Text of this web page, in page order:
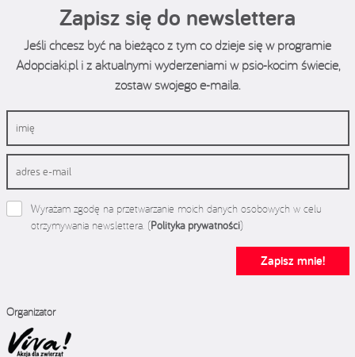
Zapisz się do newslettera
Jeśli chcesz być na bieżąco z tym co dzieje się w programie
Adopciaki.pl i z aktualnymi wyderzeniami w psio-kocim świecie,
zostaw swojego e-maila.
Wyrażam zgodę na przetwarzanie moich danych osobowych w celu
otrzymywania newslettera. (Polityka prywatności)
Zapisz mnie!
Organizator